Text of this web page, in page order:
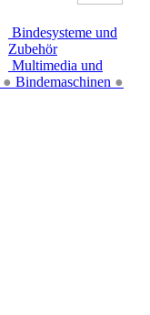
Bindesysteme und
Zubehör
● Bindemaschinen ●
Multimedia und